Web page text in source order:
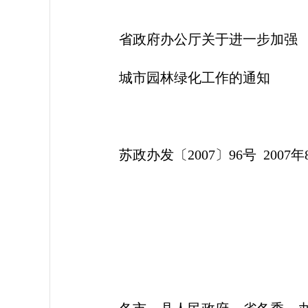
省政府办公厅关于进一步加强
城市园林绿化工作的通知
苏政办发〔2007〕96号 2007年